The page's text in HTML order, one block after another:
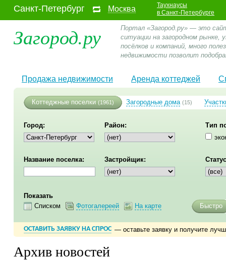
Санкт-Петербург Москва
Таухнаусы
в Санкт-Петербурге
Загород.ру
Портал «Загород.ру» — это
ситуации на загородном
посёлков и компаний, много
недвижимости позволит
Продажа недвижимости Аренда коттеджей
Коттеджные поселки (1961) Загородные дома (15)
Город: Район:
Тип
Название поселка: Застройщик:
Показать
Списком
Фотогалереей На карте Быстро
ОСТАВИТЬ ЗАЯВКУ НА СПРОС — оставьте заявку и получите
Архив новостей